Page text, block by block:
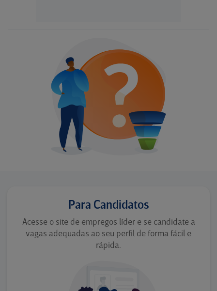
Para Candidatos
Acesse o site de empregos líder e se candidate a
vagas adequadas ao seu perfil de forma fácil e
rápida.